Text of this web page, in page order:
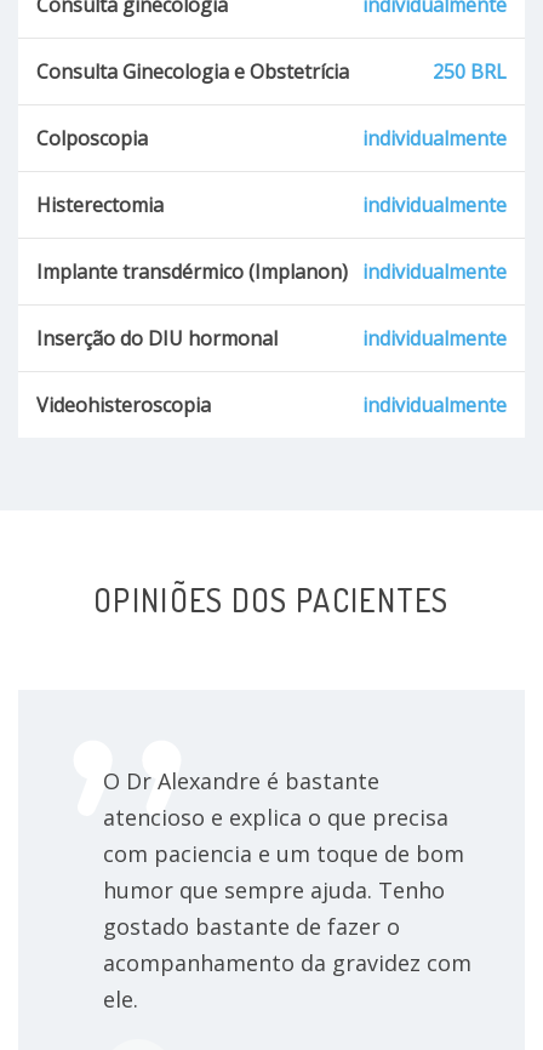
Consulta Ginecologia e Obstetrícia 250 BRL
Colposcopia individualmente
Histerectomia individualmente
Implante transdérmico (Implanon) individualmente
Inserção do DIU hormonal individualmente
Videohisteroscopia individualmente
OPINIÕES DOS PACIENTES
O Dr Alexandre é bastante
atencioso e explica o que precisa
com paciencia e um toque de bom
humor que sempre ajuda. Tenho
gostado bastante de fazer o
acompanhamento da gravidez com
ele.